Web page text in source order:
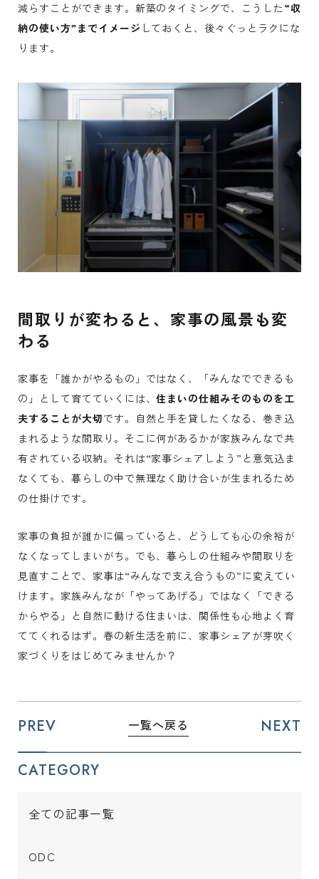
減らすことができます。新築のタイミングで、こうした “収
納の使い方”までイメージ しておくと、後々ぐっとラクにな
ります。
間取りが変わると、家事の風景も変
わる
家事を「誰かがやるもの」ではなく、「みんなでできるも
の」として育てていくには、住まいの仕組みそのものを工
夫することが大切です。自然と手を貸したくなる、巻き込
まれるような間取り。そこに何があるかが家族みんなで共
有されている収納。それは“家事シェアしよう”と意気込ま
なくても、暮らしの中で無理なく助け合いが生まれるため
の仕掛けです。
家事の負担が誰かに偏っていると、どうしても心の余裕が
なくなってしまいがち。でも、暮らしの仕組みや間取りを
見直すことで、家事は“みんなで支え合うもの”に変えてい
けます。家族みんなが「やってあげる」ではなく「できる
からやる」と自然に動ける住まいは、関係性も心地よく育
ててくれるはず。春の新生活を前に、家事シェアが芽吹く
家づくりをはじめてみませんか？
PREV 一覧へ戻る NEXT
CATEGORY
全ての記事一覧
ODC